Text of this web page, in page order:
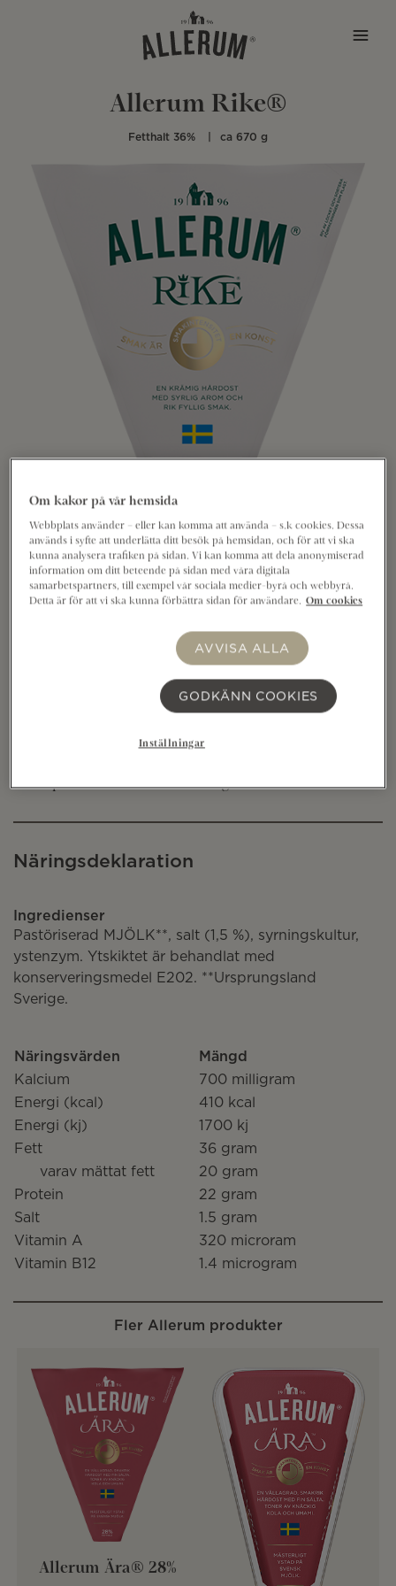
Allerum Rike®
Fetthalt 36% ca 670 g
Allerum Rike® 36% 670g är en krämig hårdost med
syrlig arom och rik fyllig smak. Rike® är en helt ny
smakrike. Rike® har en komplex smak med
utvecklad gräddighet med tydlig umami, lätt sötma
och fruktiga toner. Mästerligt ystad på svensk mjölk
i Kristianstad. Passar utmärkt på frukostmackan, på
mellan målen. Att smak är en konst är något vi alltid
skapande. Perfektion är vårt signum.
Näringsdeklaration
Ingredienser
Pastöriserad MJÖLK**, salt (1,5 %), syrningskultur,
ystenzym. Ytskiktet är behandlat med
konserveringsmedel E202. **Ursprungsland
Sverige.
Näringsvärden
Mängd
Kalcium
700 milligram
Energi (kcal)
410 kcal
Energi (kj)
1700 kj
Fett
36 gram
varav mättat fett
20 gram
Protein
22 gram
Salt
1.5 gram
Vitamin A
320 microram
Vitamin B12
1.4 microgram
Fler Allerum produkter
Allerum Ära® 28%
Om kakor på vår hemsida
Webbplats använder – eller kan komma att använda – s.k cookies. Dessa
används i syfte att underlätta ditt besök på hemsidan, och för att vi ska
kunna analysera trafiken på sidan. Vi kan komma att dela anonymiserad
information om ditt beteende på sidan med våra digitala
samarbetspartners, till exempel vår sociala medier-byrå och webbyrå.
Detta är för att vi ska kunna förbättra sidan för användare. Om cookies
AVVISA ALLA
GODKÄNN COOKIES
Inställningar